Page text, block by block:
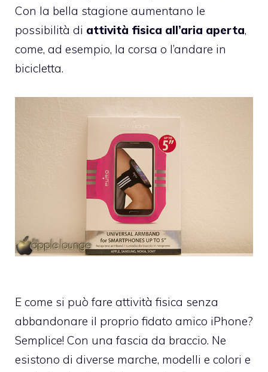
Con la bella stagione aumentano le
possibilità di attività fisica all’aria aperta,
come, ad esempio, la corsa o l’andare in
bicicletta.
E come si può fare attività fisica senza
abbandonare il proprio fidato amico iPhone?
Semplice! Con una fascia da braccio. Ne
esistono di diverse marche, modelli e colori e